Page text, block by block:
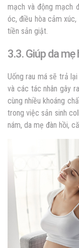
mạch và động mạch
óc, điều hòa cảm
tiền sản giật.
3.3. Giúp da
Uống rau má sẽ trả
và các tác nhân gây
cùng nhiều khoáng
trong việc sản sinh
nám, da mẹ đàn hồi,